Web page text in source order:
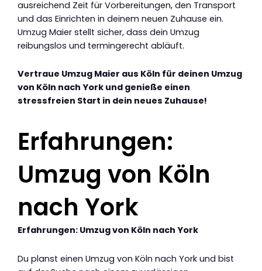
ausreichend Zeit für Vorbereitungen, den Transport
und das Einrichten in deinem neuen Zuhause ein.
Umzug Maier stellt sicher, dass dein Umzug
reibungslos und termingerecht abläuft.
Vertraue Umzug Maier aus Köln für deinen Umzug
von Köln nach York und genieße einen
stressfreien Start in dein neues Zuhause!
Erfahrungen:
Umzug von Köln
nach York
Erfahrungen: Umzug von Köln nach York
Du planst einen Umzug von Köln nach York und bist